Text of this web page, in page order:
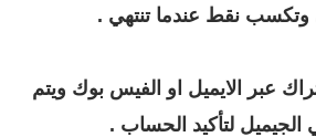
وتكسب نقط عندما تنتهي .
عبر الايميل او الفيس بوك ويتم
لتأكيد الحساب .